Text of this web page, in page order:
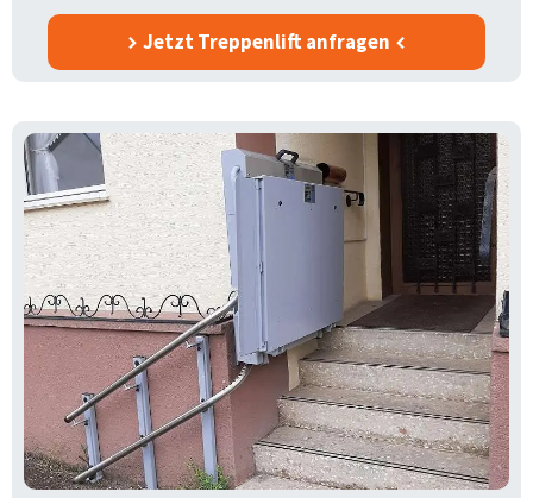
Jetzt Treppenlift anfragen